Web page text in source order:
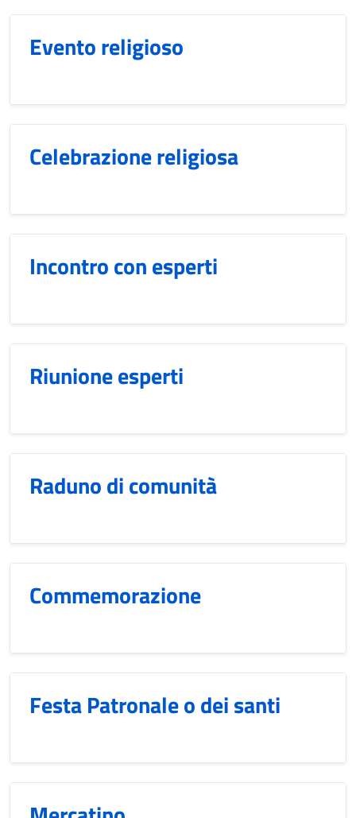
Evento religioso
Celebrazione religiosa
Incontro con esperti
Riunione esperti
Raduno di comunità
Commemorazione
Festa Patronale o dei santi